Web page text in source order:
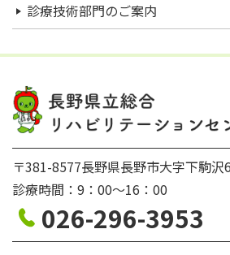
診療技術部門のご案内
〒381-8577長野県長野市大字下駒沢
診療時間：9：00〜16：00
026-296-3953